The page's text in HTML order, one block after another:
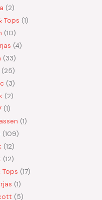
2
Tops 1
10
4
33
25
3
2
1
1
109
12
12
17
1
5